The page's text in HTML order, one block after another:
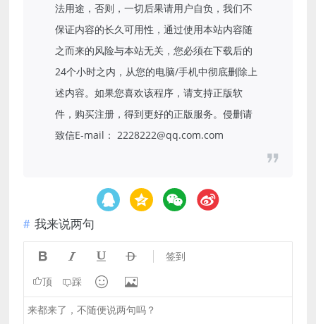
法用途，否则，一切后果请用户自负，我们不
保证内容的长久可用性，通过使用本站内容随
之而来的风险与本站无关，您必须在下载后的
24个小时之内，从您的电脑/手机中彻底删除上
述内容。如果您喜欢该程序，请支持正版软
件，购买注册，得到更好的正版服务。侵删请
致信E-mail： 2228222@qq.com.com
我来说两句
    签到
顶 踩  